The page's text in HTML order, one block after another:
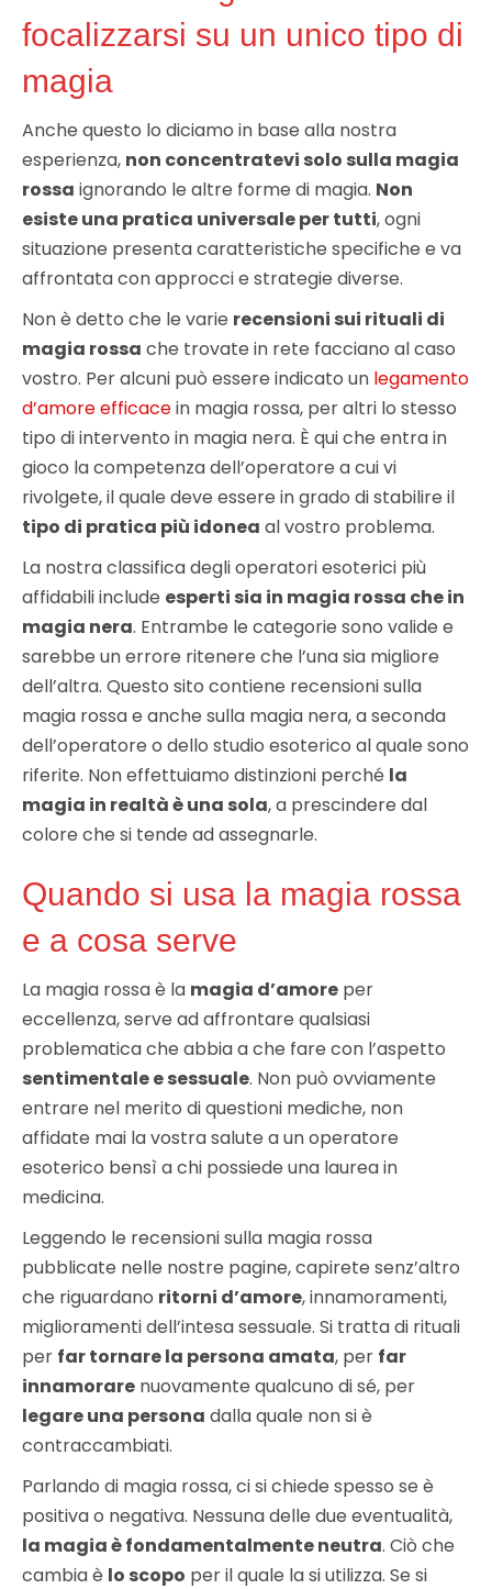
focalizzarsi su un unico tipo di
magia
Anche questo lo diciamo in base alla nostra
esperienza, non concentratevi solo sulla magia
rossa ignorando le altre forme di magia. Non
esiste una pratica universale per tutti, ogni
situazione presenta caratteristiche specifiche e va
affrontata con approcci e strategie diverse.
Non è detto che le varie recensioni sui rituali di
magia rossa che trovate in rete facciano al caso
vostro. Per alcuni può essere indicato un legamento
d’amore efficacein magia rossa, per altri lo stesso
tipo di intervento in magia nera. È qui che entra in
gioco la competenza dell’operatore a cui vi
rivolgete, il quale deve essere in grado di stabilire il
tipo di pratica più idonea al vostro problema.
La nostra classifica degli operatori esoterici più
affidabili include esperti sia in magia rossa che in
magia nera. Entrambe le categorie sono valide e
sarebbe un errore ritenere che l’una sia migliore
dell’altra. Questo sito contiene recensioni sulla
magia rossa e anche sulla magia nera, a seconda
dell’operatore o dello studio esoterico al quale sono
riferite. Non effettuiamo distinzioni perché la
magia in realtà è una sola, a prescindere dal
colore che si tende ad assegnarle.
Quando si usa la magia rossa
e a cosa serve
La magia rossa è la magia d’amore per
eccellenza, serve ad affrontare qualsiasi
problematica che abbia a che fare con l’aspetto
sentimentale e sessuale. Non può ovviamente
entrare nel merito di questioni mediche, non
affidate mai la vostra salute a un operatore
esoterico bensì a chi possiede una laurea in
medicina.
Leggendo le recensioni sulla magia rossa
pubblicate nelle nostre pagine, capirete senz’altro
che riguardano ritorni d’amore, innamoramenti,
miglioramenti dell’intesa sessuale. Si tratta di rituali
per far tornare la persona amata, per far
innamorare nuovamente qualcuno di sé, per
legare una persona dalla quale non si è
contraccambiati.
Parlando di magia rossa, ci si chiede spesso se è
positiva o negativa. Nessuna delle due eventualità,
la magia è fondamentalmente neutra. Ciò che
cambia è lo scopo per il quale la si utilizza. Se si